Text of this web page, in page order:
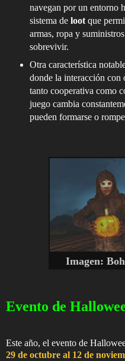
navegan por un entorno
sistema de lootque
armas, ropa y
sobrevivir.
Otra característica
donde la interacción con
tanto cooperativa como
juego cambia
pueden formarse o
Imagen:
Evento de
Este año, el evento de
29 de octubre al 12 de